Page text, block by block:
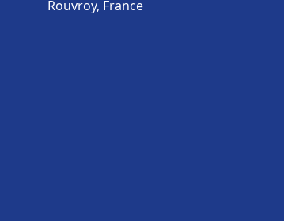
Rouvroy, France